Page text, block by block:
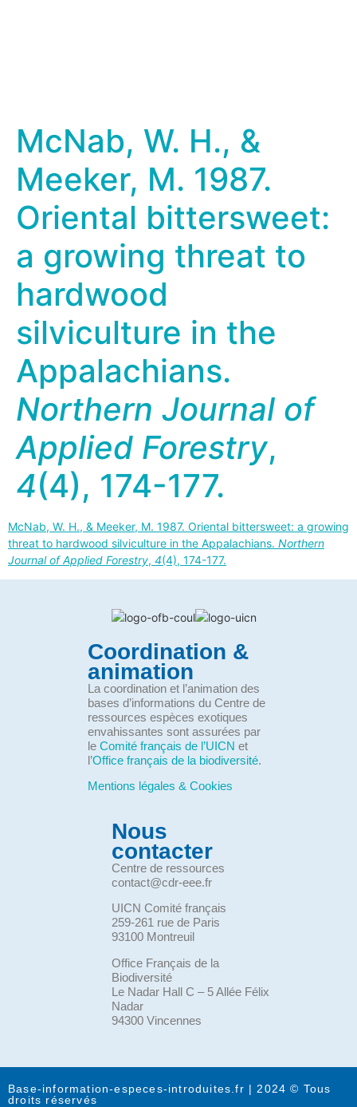
McNab, W. H., &
Meeker, M. 1987.
Oriental bittersweet:
a growing threat to
hardwood
silviculture in the
Appalachians.
Northern Journal of
Applied Forestry,
4(4), 174-177.
McNab, W. H., & Meeker, M. 1987. Oriental bittersweet: a growing
threat to hardwood silviculture in the Appalachians. Northern
Journal of Applied Forestry, 4(4), 174-177.
Coordination &
animation
La coordination et l’animation des
bases d’informations du Centre de
ressources espèces exotiques
envahissantes sont assurées par
le Comité français de l’UICN et
l’Office français de la biodiversité.
Mentions légales & Cookies
Nous
contacter
Centre de ressources
contact@cdr-eee.fr
UICN Comité français
259-261 rue de Paris
93100 Montreuil
Office Français de la
Biodiversité
Le Nadar Hall C – 5 Allée Félix
Nadar
94300 Vincennes
Base-information-especes-introduites.fr | 2024 © Tous
droits réservés